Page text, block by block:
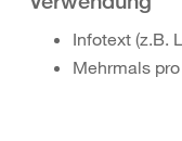
Infotext (z.B.
Mehrmals